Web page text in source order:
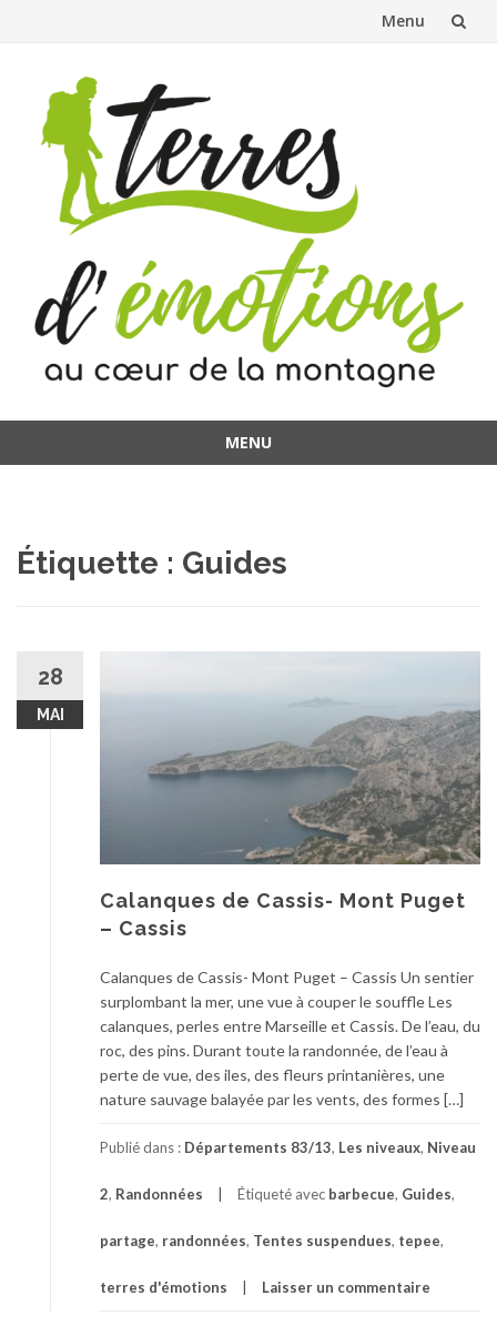
Menu
contenu
MENU
Étiquette : Guides
28
MAI
Calanques de Cassis- Mont Puget
– Cassis
Calanques de Cassis- Mont Puget – Cassis Un sentier
surplombant la mer, une vue à couper le souffle Les
calanques, perles entre Marseille et Cassis. De l’eau, du
roc, des pins. Durant toute la randonnée, de l’eau à
perte de vue, des iles, des fleurs printanières, une
nature sauvage balayée par les vents, des formes […]
Publié dans : Départements 83/13, Les niveaux, Niveau
2, Randonnées Étiqueté avec barbecue, Guides,
partage, randonnées, Tentes suspendues, tepee,
terres d'émotions Laisser un commentaire